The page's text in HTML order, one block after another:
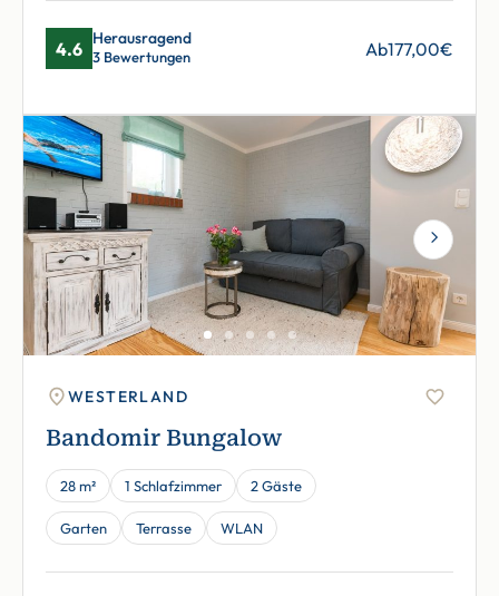
4.6 Herausragend
3 Bewertungen Ab177,00€
Next
WESTERLAND
Bandomir Bungalow
28 m² 1 Schlafzimmer 2 Gäste
Garten Terrasse WLAN